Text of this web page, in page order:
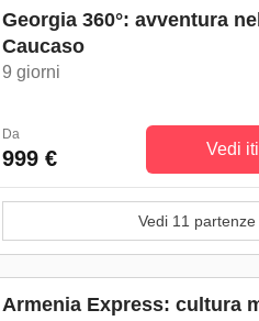
Georgia 360°: avventura
Caucaso
9 giorni
Da
999 € Vedi
Vedi 11 partenze
Armenia Express: cultura